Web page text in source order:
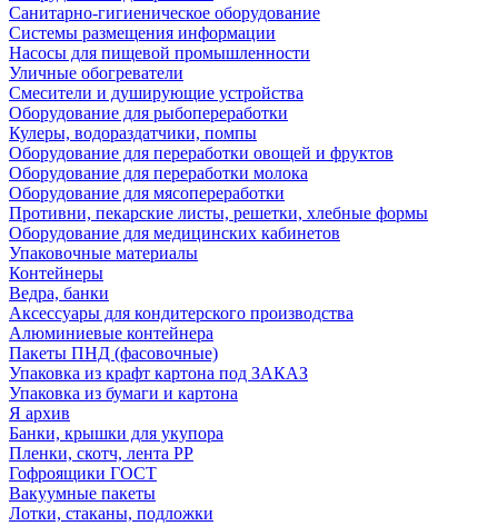
Санитарно-гигиеническое оборудование
Системы размещения информации
Насосы для пищевой промышленности
Уличные обогреватели
Смесители и душирующие устройства
Оборудование для рыбопереработки
Кулеры, водораздатчики, помпы
Оборудование для переработки овощей и фруктов
Оборудование для переработки молока
Оборудование для мясопереработки
Противни, пекарские листы, решетки, хлебные формы
Оборудование для медицинских кабинетов
Упаковочные материалы
Контейнеры
Ведра, банки
Аксессуары для кондитерского производства
Алюминиевые контейнера
Пакеты ПНД (фасовочные)
Упаковка из крафт картона под ЗАКАЗ
Упаковка из бумаги и картона
Я архив
Банки, крышки для укупора
Пленки, скотч, лента РР
Гофроящики ГОСТ
Вакуумные пакеты
Лотки, стаканы, подложки